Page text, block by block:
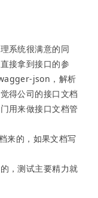
系统很满意的同
接拿到接口的参
json，解析
得公司的接口文档
用来做接口文档管
来的，如果文档写
，测试主要精力就